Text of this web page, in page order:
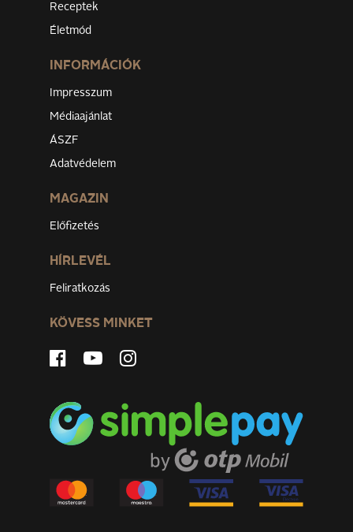
Receptek
Életmód
INFORMÁCIÓK
Impresszum
Médiaajánlat
ÁSZF
Adatvédelem
MAGAZIN
Előfizetés
HÍRLEVÉL
Feliratkozás
KÖVESS MINKET